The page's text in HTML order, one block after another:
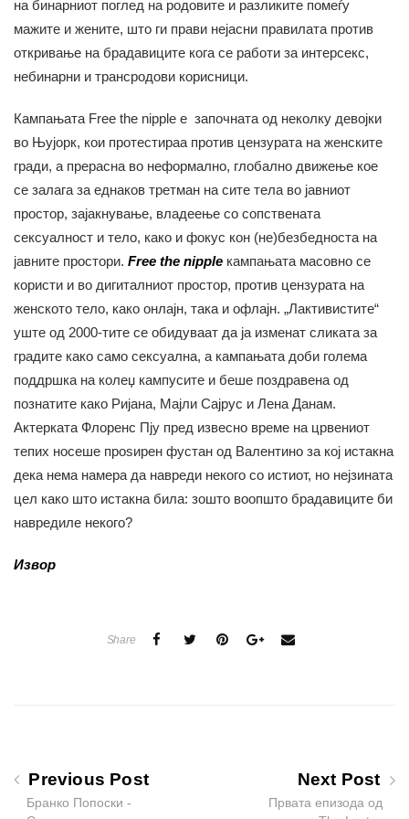
на бинарниот поглед на родовите и разликите помеѓу
мажите и жените, што ги прави нејасни правилата против
откривање на брадавиците кога се работи за интерсекс,
небинарни и трансродови корисници.
Кампањата Free the nipple е започната од неколку девојки
во Њујорк, кои протестираа против цензурата на женските
гради, а прерасна во неформално, глобално движење кое
се залага за еднаков третман на сите тела во јавниот
простор, зајакнување, владеење со сопствената
сексуалност и тело, како и фокус кон (не)безбедноста на
јавните простори. Free the nipple кампањата масовно се
користи и во дигиталниот простор, против цензурата на
женското тело, како онлајн, така и офлајн. „Лактивистите“
уште од 2000-тите се обидуваат да ја изменат сликата за
градите како само сексуална, а кампањата доби голема
поддршка на колеџ кампусите и беше поздравена од
познатите како Ријана, Мајли Сајрус и Лена Данам.
Актерката Флоренс Пју пред извесно време на црвениот
тепих носеше проѕирен фустан од Валентино за кој истакна
дека нема намера да навреди некого со истиот, но нејзината
цел како што истакна била: зошто воопшто брадавиците би
навредиле некого?
Извор
Share
Previous Post
Бранко Попоски -
Next Post
Првата епизода од